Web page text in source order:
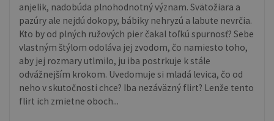
anjelik, nadobúda plnohodnotný význam. Svätožiara a
pazúry ale nejdú dokopy, bábiky nehryzú a labute nevrčia.
Kto by od plných ružových pier čakal toľkú spurnosť? Sebe
vlastným štýlom odoláva jej zvodom, čo namiesto toho,
aby jej rozmary utlmilo, ju iba postrkuje k stále
odvážnejším krokom. Uvedomuje si mladá levica, čo od
neho v skutočnosti chce? Iba nezáväzný flirt? Lenže tento
flirt ich zmietne oboch...